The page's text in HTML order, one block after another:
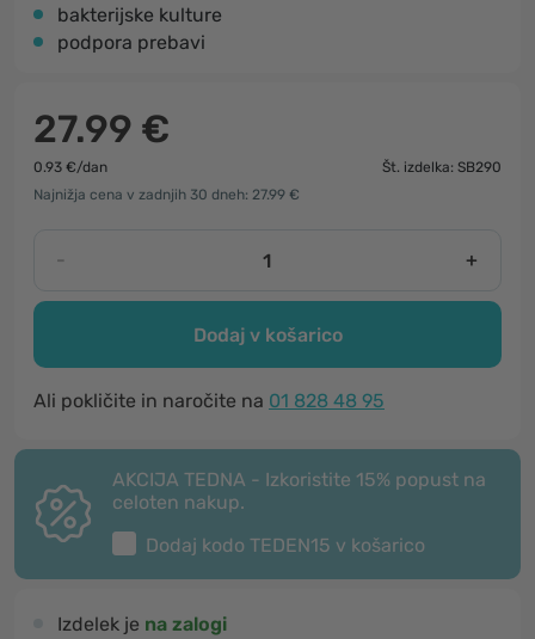
bakterijske kulture
podpora prebavi
27.99 €
0.93 €/dan
Št. izdelka: SB290
Najnižja cena v zadnjih 30 dneh: 27.99 €
- +
Dodaj v košarico
Ali pokličite in naročite na 01 828 48 95
AKCIJA TEDNA - Izkoristite 15% popust na
celoten nakup.
Dodaj kodo TEDEN15 v košarico
Izdelek je na zalogi